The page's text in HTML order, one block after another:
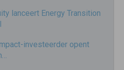
lanceert Energy Transition
investeerder opent